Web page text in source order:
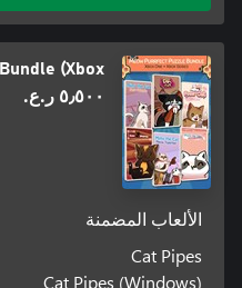
(Xbox)
٥٫٥٠٠ ر.ع.‏
الألعاب المضمنة
Cat Pipes
Cat Pipes (Windows)